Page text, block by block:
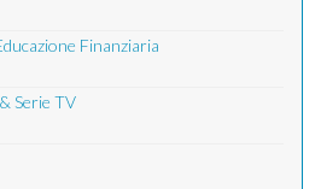
Finanziaria
Serie TV